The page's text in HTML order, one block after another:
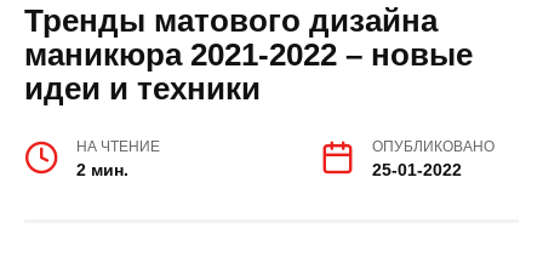
Тренды матового дизайна
маникюра 2021-2022 – новые
идеи и техники
НА ЧТЕНИЕ
2 мин.
ОПУБЛИКОВАНО
25-01-2022